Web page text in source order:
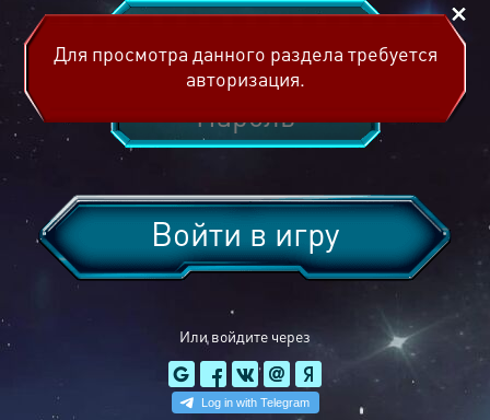
Или войдите через
Войти в игру
Для просмотра данного раздела требуется
авторизация.